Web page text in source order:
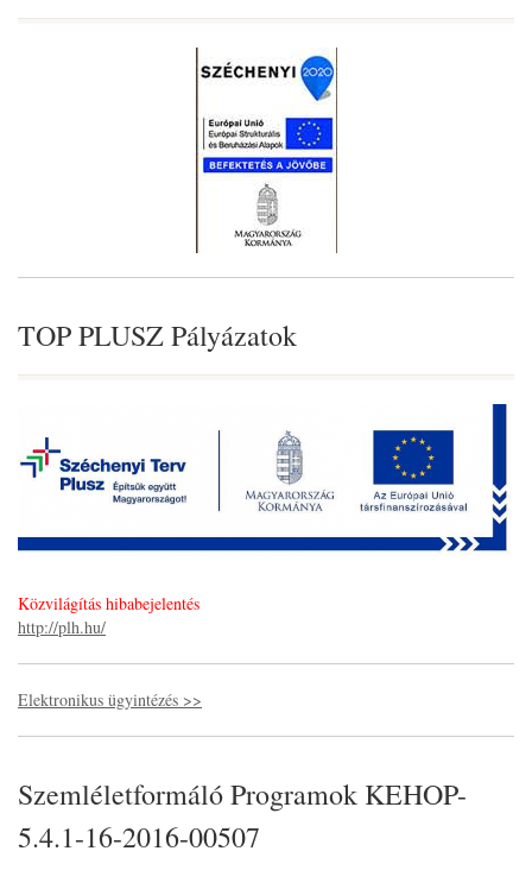
TOP PLUSZ Pályázatok
Közvilágítás hibabejelentés
http://plh.hu/
Elektronikus ügyintézés >>
Szemléletformáló Programok KEHOP-
5.4.1-16-2016-00507